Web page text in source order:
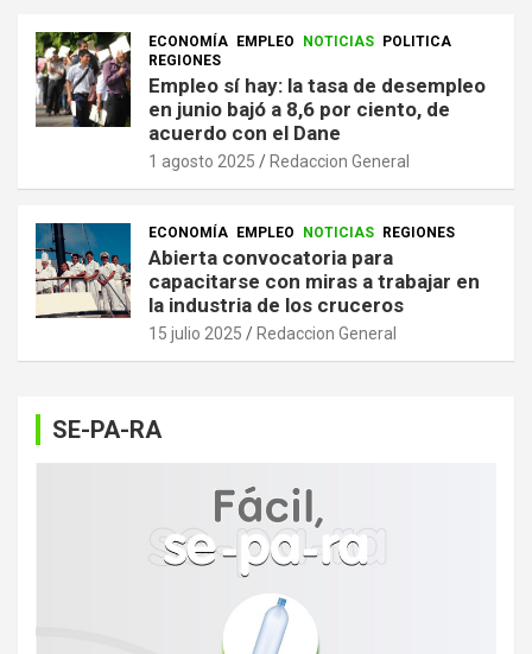
ECONOMÍA EMPLEO NOTICIAS
POLITICA
REGIONES
Empleo sí hay: la tasa de desempleo
en junio bajó a 8,6 por ciento, de
acuerdo con el Dane
1 agosto 2025 Redaccion General
ECONOMÍA EMPLEO NOTICIAS REGIONES
Abierta convocatoria para
capacitarse con miras a trabajar en
la industria de los cruceros
15 julio 2025 Redaccion General
SE-PA-RA